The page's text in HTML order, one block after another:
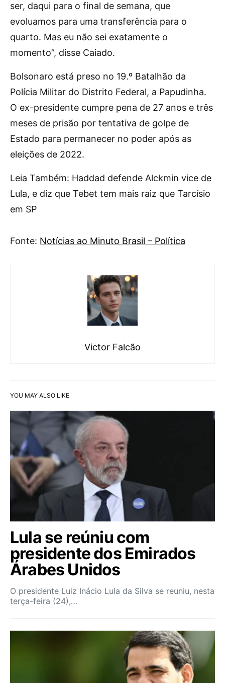
ser, daqui para o final de semana, que
evoluamos para uma transferência para o
quarto. Mas eu não sei exatamente o
momento”, disse Caiado.
Bolsonaro está preso no 19.º Batalhão da
Polícia Militar do Distrito Federal, a Papudinha.
O ex-presidente cumpre pena de 27 anos e três
meses de prisão por tentativa de golpe de
Estado para permanecer no poder após as
eleições de 2022.
Leia Também: Haddad defende Alckmin vice de
Lula, e diz que Tebet tem mais raiz que Tarcísio
em SP
Fonte: Notícias ao Minuto Brasil – Política
Victor Falcão
YOU MAY ALSO LIKE
Lula se reúniu com
presidente dos Emirados
Árabes Unidos
O presidente Luiz Inácio Lula da Silva se reuniu, nesta
terça-feira (24),…